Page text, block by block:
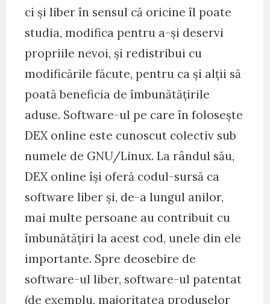
ci și liber în sensul că oricine îl poate
studia, modifica pentru a-și deservi
propriile nevoi, și redistribui cu
modificările făcute, pentru ca și alții să
poată beneficia de îmbunătățirile
aduse. Software-ul pe care în folosește
DEX online este cunoscut colectiv sub
numele de GNU/Linux. La rândul său,
DEX online își oferă codul-sursă ca
software liber și, de-a lungul anilor,
mai multe persoane au contribuit cu
îmbunătățiri la acest cod, unele din ele
importante. Spre deosebire de
software-ul liber, software-ul patentat
(de exemplu, majoritatea produselor